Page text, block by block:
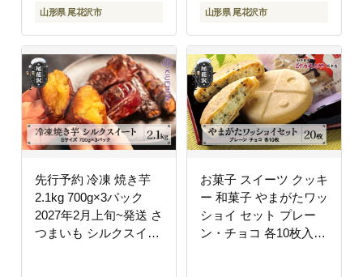
山形県 尾花沢市 山形県 尾花沢市
先行予約 冷凍 焼き芋
2.1kg 700g×3パック
2027年2月上旬~発送 さ
つまいも シルクスイー
お菓子 スイーツ クッキ
ー 和菓子 やまがたワッ
ショイ セット プレー
ン・チョコ 各10枚入